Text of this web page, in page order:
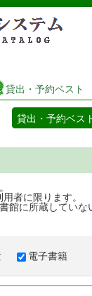
港区
貸出・予約ベスト
貸出・予約ベス
者に限ります。
館に所蔵していな
電子書籍